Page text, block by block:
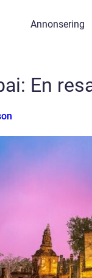
Annonsering
En